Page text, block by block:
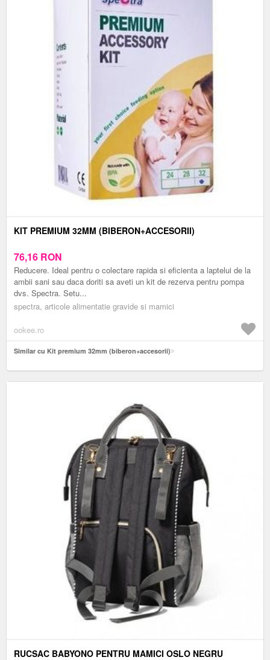
KIT PREMIUM 32MM (BIBERON+ACCESORII)
76,16 RON
Reducere. Ideal pentru o colectare rapida si eficienta a laptelui de la
ambii sani sau daca doriti sa aveti un kit de rezerva pentru pompa
dvs. Spectra. Setu...
spectra, articole alimentatie gravide si mamici
ookee.ro
Similar cu Kit premium 32mm (biberon+accesorii)
RUCSAC BABYONO PENTRU MAMICI OSLO NEGRU